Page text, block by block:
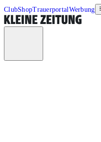
ClubShopTrauerportalWerbung